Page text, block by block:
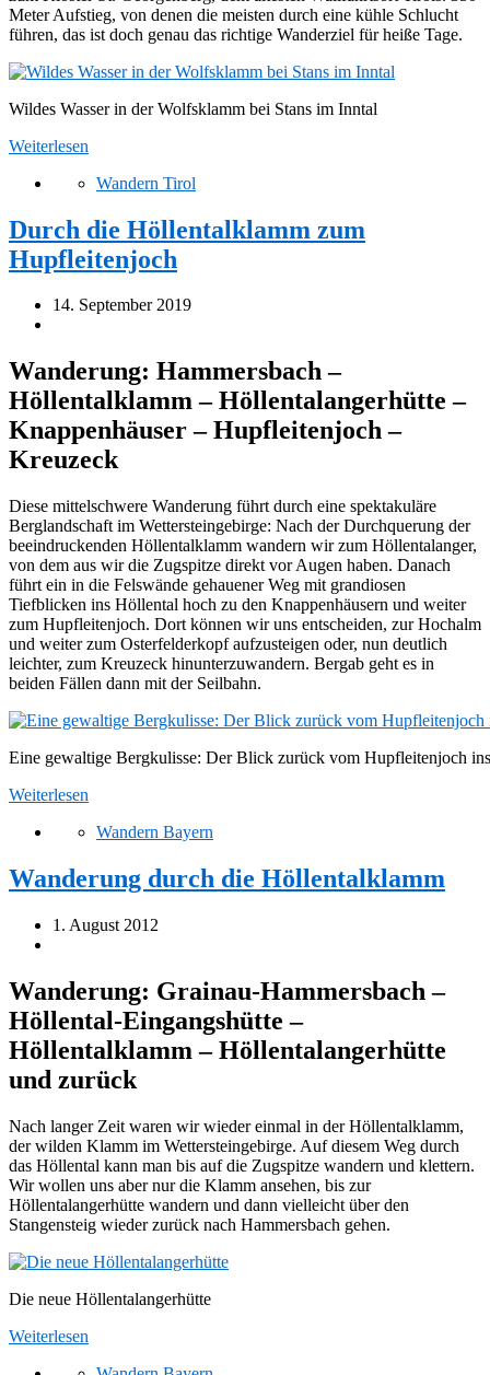
Meter Aufstieg, von denen die meisten durch eine kühle Schlucht
führen, das ist doch genau das richtige Wanderziel für heiße Tage.
Wildes Wasser in der Wolfsklamm bei Stans im Inntal
Weiterlesen
Wandern Tirol
Durch die Höllentalklamm zum
Hupfleitenjoch
14. September 2019
Wanderung: Hammersbach –
Höllentalklamm – Höllentalangerhütte –
Knappenhäuser – Hupfleitenjoch –
Kreuzeck
Diese mittelschwere Wanderung führt durch eine spektakuläre
Berglandschaft im Wettersteingebirge: Nach der Durchquerung der
beeindruckenden Höllentalklamm wandern wir zum Höllentalanger,
von dem aus wir die Zugspitze direkt vor Augen haben. Danach
führt ein in die Felswände gehauener Weg mit grandiosen
Tiefblicken ins Höllental hoch zu den Knappenhäusern und weiter
zum Hupfleitenjoch. Dort können wir uns entscheiden, zur Hochalm
und weiter zum Osterfelderkopf aufzusteigen oder, nun deutlich
leichter, zum Kreuzeck hinunterzuwandern. Bergab geht es in
beiden Fällen dann mit der Seilbahn.
Eine gewaltige Bergkulisse: Der Blick zurück vom Hupfleitenjoch
Weiterlesen
Wandern Bayern
Wanderung durch die Höllentalklamm
1. August 2012
Wanderung: Grainau-Hammersbach –
Höllental-Eingangshütte –
Höllentalklamm – Höllentalangerhütte
und zurück
Nach langer Zeit waren wir wieder einmal in der Höllentalklamm,
der wilden Klamm im Wettersteingebirge. Auf diesem Weg durch
das Höllental kann man bis auf die Zugspitze wandern und klettern.
Wir wollen uns aber nur die Klamm ansehen, bis zur
Höllentalangerhütte wandern und dann vielleicht über den
Stangensteig wieder zurück nach Hammersbach gehen.
Die neue Höllentalangerhütte
Weiterlesen